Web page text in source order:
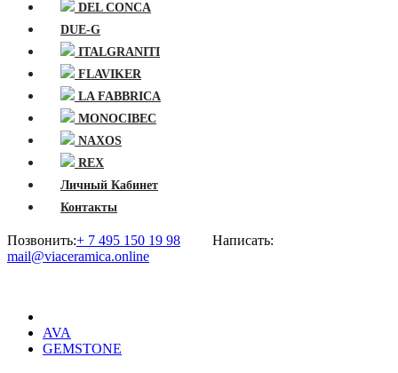
DEL CONCA
DUE-G
ITALGRANITI
FLAVIKER
LA FABBRICA
MONOCIBEC
NAXOS
REX
Личный Кабинет
Контакты
Позвонить:+ 7 495 150 19 98 Написать:
mail@viaceramica.online
AVA
GEMSTONE